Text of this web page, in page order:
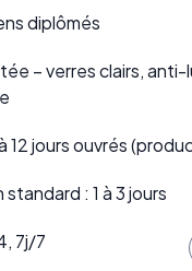
diplômés
– verres clairs,
12 jours ouvrés
: 1 à 3 jours
7j/7